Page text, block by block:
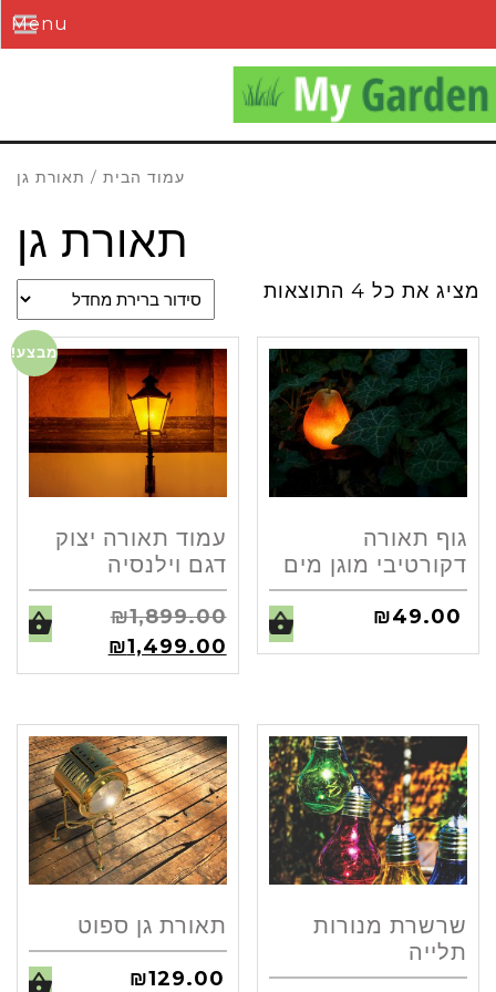
Menu
עמוד הבית / תאורת גן
תאורת גן
מציג את כל 4 התוצאות
גוף תאורה
דקורטיבי מוגן מים
₪49.00
מבצע!
עמוד תאורה יצוק
דגם וילנסיה
₪1,899.00
₪1,499.00
שרשרת מנורות
תלייה
תאורת גן ספוט
₪129.00